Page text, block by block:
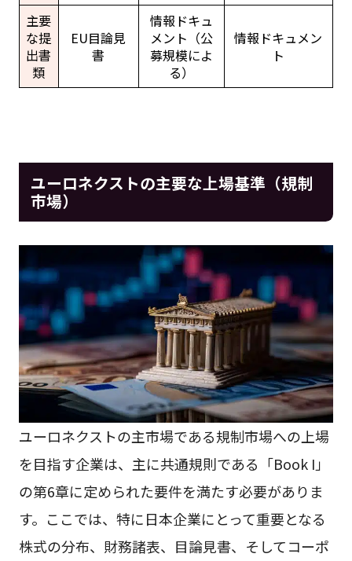
主要
な提
出書
類
EU目論見
書
情報ドキュ
メント（公
募規模によ
る）
情報ドキュメン
ト
ユーロネクストの主要な上場基準（規制
市場）
ユーロネクストの主市場である規制市場への上場
を目指す企業は、主に共通規則である「Book I」
の第6章に定められた要件を満たす必要がありま
す。ここでは、特に日本企業にとって重要となる
株式の分布、財務諸表、目論見書、そしてコーポ